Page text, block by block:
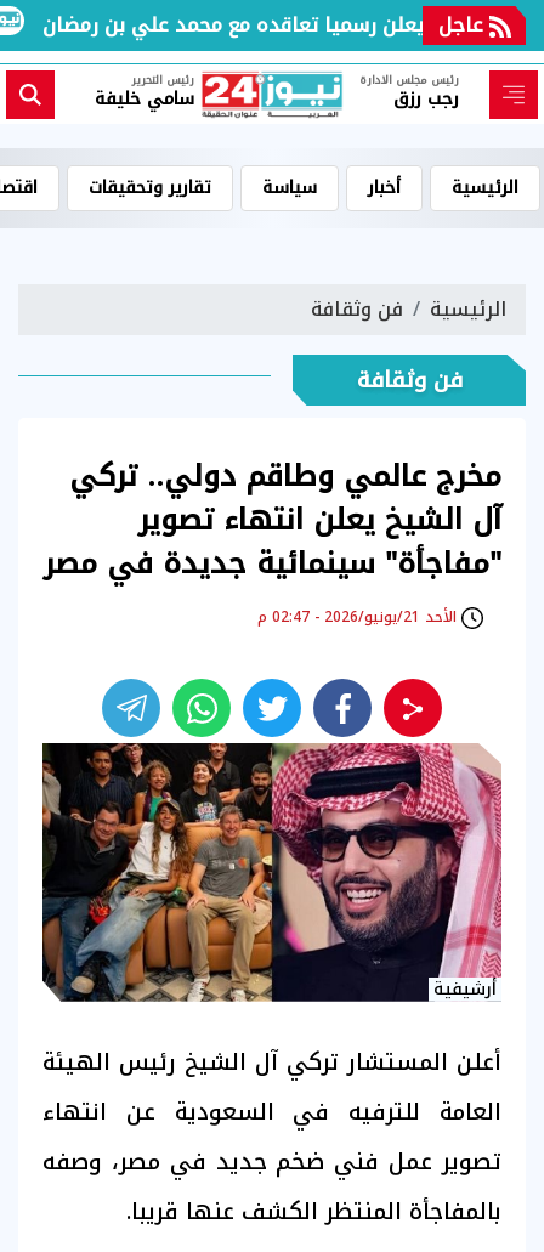
عاجل
القطري يعلن رسميا تعاقده مع محمد علي بن رمضان
رئيس مجلس الادارة
رجب رزق
رئيس التحرير
سامي خليفة
الرئيسية أخبار سياسة تقارير وتحقيقات
الرئيسية فن وثقافة
فن وثقافة
مخرج عالمي وطاقم دولي.. تركي
آل الشيخ يعلن انتهاء تصوير
"مفاجأة" سينمائية جديدة في مصر
الأحد 21/يونيو/2026 - 02:47 م
أرشيفية
أعلن المستشار تركي آل الشيخ رئيس الهيئة
العامة للترفيه في السعودية عن انتهاء
تصوير عمل فني ضخم جديد في مصر، وصفه
بالمفاجأة المنتظر الكشف عنها قريبا.